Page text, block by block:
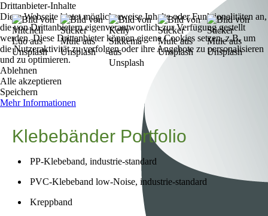
Klebebänder Portfolio
PP-Klebeband, industrie-standard
PVC-Klebeband low-Noise, industrie-standard
Kreppband
Drittanbieter-Inhalte
Diese Webseite bietet möglicherweise Inhalte oder Funktionalitäten an,
die von Drittanbietern eigenverantwortlich zur Verfügung gestellt
werden. Diese Drittanbieter können eigene Cookies setzen, z.B. um
die Nutzeraktivität zu verfolgen oder ihre Angebote zu personalisieren
und zu optimieren.
Ablehnen
Alle akzeptieren
Speichern
Mehr Informationen